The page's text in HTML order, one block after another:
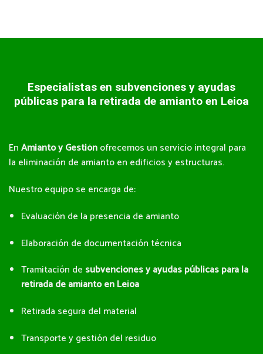
Especialistas en subvenciones y ayudas
públicas para la retirada de amianto en Leioa
EnAmianto y Gestiónofrecemos un servicio integral para
la eliminación de amianto en edificios y estructuras.
Nuestro equipo se encarga de:
Evaluación de la presencia de amianto
Elaboración de documentación técnica
Tramitación de subvenciones y ayudas públicas para la
retirada de amianto en Leioa
Retirada segura del material
Transporte y gestión del residuo